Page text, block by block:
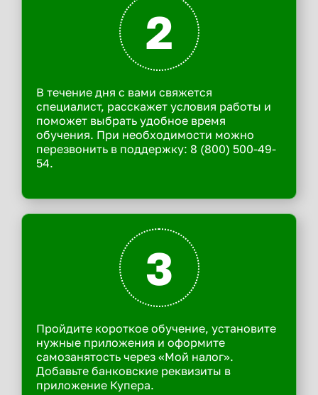
2
В течение дня с вами свяжется
специалист, расскажет условия работы и
поможет выбрать удобное время
обучения. При необходимости можно
перезвонить в поддержку: 8 (800) 500-49-
54.
3
Пройдите короткое обучение, установите
нужные приложения и оформите
самозанятость через «Мой налог».
Добавьте банковские реквизиты в
приложение Купера.